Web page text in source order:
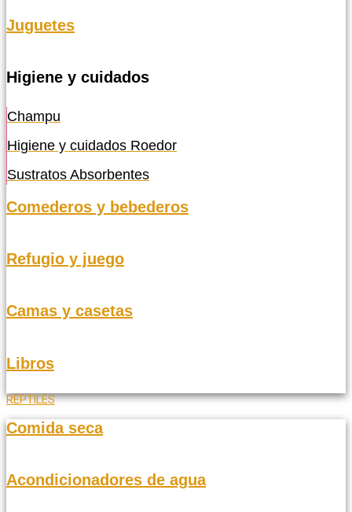
Juguetes
Higiene y cuidados
Champu
Higiene y cuidados Roedor
Sustratos Absorbentes
Comederos y bebederos
Refugio y juego
Camas y casetas
Libros
REPTILES
Comida seca
Acondicionadores de agua